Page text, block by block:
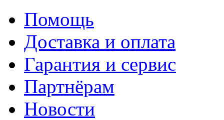
Помощь
Доставка и оплата
Гарантия и сервис
Партнёрам
Новости